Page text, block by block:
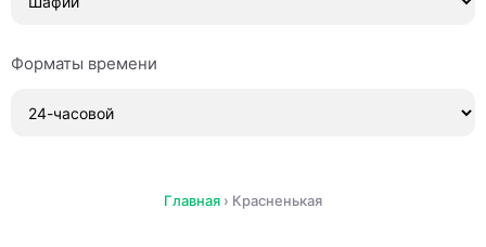
Форматы времени
Главная › Красненькая